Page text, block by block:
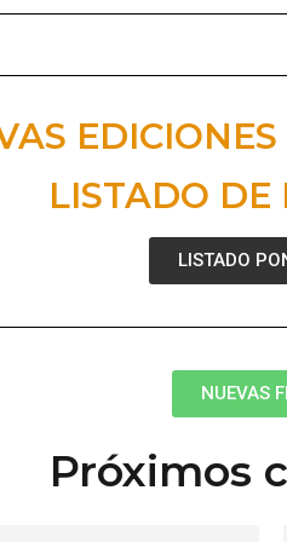
LISTADO DE
LISTADO
NUEVAS
Próximos